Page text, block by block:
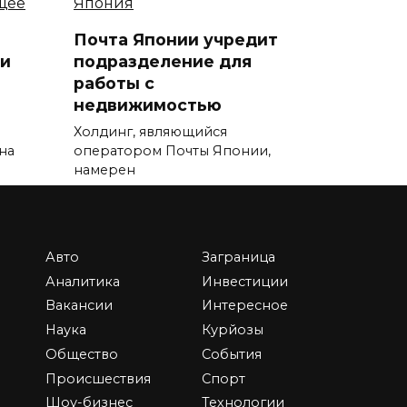
Почта Японии учредит
подразделение для
работы с
недвижимостью
Холдинг, являющийся
оператором Почты Японии,
намерен
Преимущества и
недостатки владения
недвижимостью,
сдаваемой в аренду
Авто
Аналитика
Вакансии
Наука
Общество
Происшествия
Шоу-бизнес
Заграница
Инвестиции
Интересное
Курйозы
События
Спорт
Технологии